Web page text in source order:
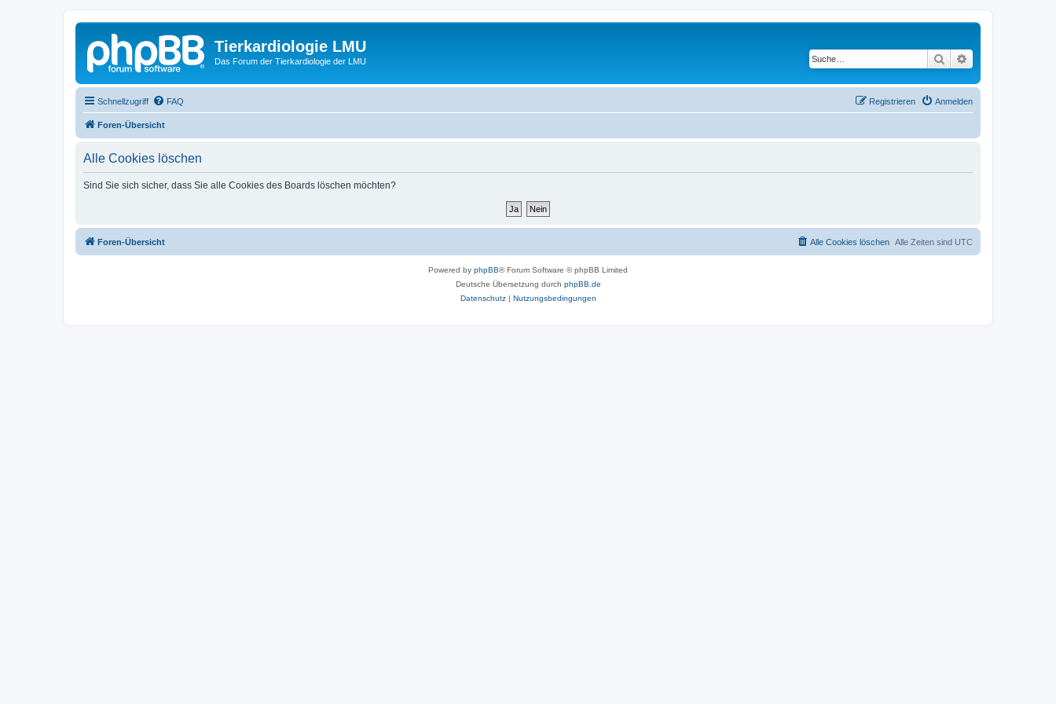
Tierkardiologie LMU
Das Forum der Tierkardiologie der LMU Suche
Schnellzugriff FAQ Anmelden
Registrieren
Foren-Übersicht
Alle Cookies löschen
Sind Sie sich sicher, dass Sie alle Cookies des Boards löschen möchten?
Foren-Übersicht Alle Zeiten sind UTC
Alle Cookies löschen
Powered by phpBB® Forum Software © phpBB Limited
Deutsche Übersetzung durch phpBB.de
Datenschutz| Nutzungsbedingungen